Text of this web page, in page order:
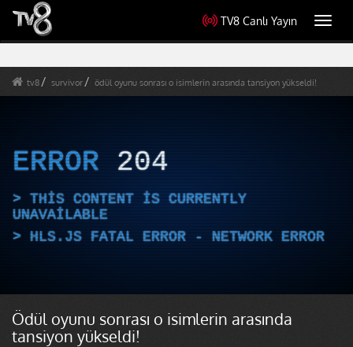
TV8 Canlı Yayın
tv8 survivor ödül oyunu sonrası o isimlerin arasında tansiyon yükseldi!
ERROR 204
THIS CONTENT IS CURRENTLY
UNAVAILABLE
HLS.JS FATAL ERROR - NETWORK ERROR
Ödül oyunu sonrası o isimlerin arasında
tansiyon yükseldi!